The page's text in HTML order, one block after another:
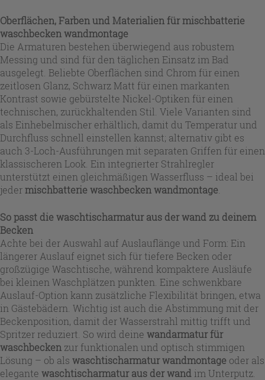
Oberflächen, Farben und Materialien fürmischbatterie
waschbecken wandmontage
Die Armaturen bestehen überwiegend aus robustem
Messing und sind für den täglichen Einsatz im Bad
ausgelegt. Beliebte Oberflächen sind Chrom für einen
zeitlosen Glanz, Schwarz Matt für einen markanten
Kontrast sowie gebürstelte Nickel-Optiken für einen
technischen, zurückhaltenden Stil. Viele Varianten sind
als Einhebelmischer erhältlich, damit du Temperatur und
Durchfluss schnell einstellen kannst; alternativ gibt es
auch 3-Loch-Ausführungen mit separaten Griffen für einen
klassischeren Look. Ein integrierter Strahlregler
unterstützt einen gleichmäßigen Wasserfluss – ideal bei
jedermischbatterie waschbecken wandmontage
So passt die waschtischarmatur aus der wand zu deinem
Becken
Achte bei der Auswahl auf Auslauflänge und Form: Ein
längerer Auslauf eignet sich für tiefere Becken oder
großzügige Waschtische, während kompaktere Ausläufe
bei kleinen Waschplätzen punkten. Eine schwenkbare
Auslauf-Option kann zusätzliche Flexibilität bringen, etwa
in Gästebädern. Wichtig ist auch die Abstimmung mit der
Beckenposition, damit der Wasserstrahl mittig trifft und
Spritzer reduziert. So wird deine wandarmatur für
waschbecken zur funktionalen und optisch stimmigen
Lösung – ob als waschtischarmatur wandmontage oder als
elegante waschtischarmatur aus der wand im Unterputz.